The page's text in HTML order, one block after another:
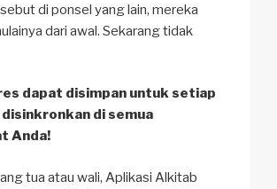
di ponsel yang lain, mereka
dari awal. Sekarang tidak
dapat disimpan untuk setiap
disinkronkan di semua
Anda!
tua atau wali, Aplikasi Alkitab